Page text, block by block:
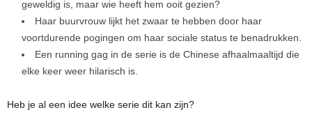
geweldig is, maar wie heeft hem ooit gezien?
Haar buurvrouw lijkt het zwaar te hebben door haar
voortdurende pogingen om haar sociale status te benadrukken.
Een running gag in de serie is de Chinese afhaalmaaltijd die
elke keer weer hilarisch is.
Heb je al een idee welke serie dit kan zijn?